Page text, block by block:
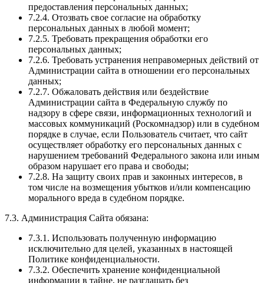
предоставления персональных данных;
7.2.4. Отозвать свое согласие на обработку
персональных данных в любой момент;
7.2.5. Требовать прекращения обработки его
персональных данных;
7.2.6. Требовать устранения неправомерных действий от
Администрации сайта в отношении его персональных
данных;
7.2.7. Обжаловать действия или бездействие
Администрации сайта в Федеральную службу по
надзору в сфере связи, информационных технологий и
массовых коммуникаций (Роскомнадзор) или в судебном
порядке в случае, если Пользователь считает, что сайт
осуществляет обработку его персональных данных с
нарушением требований Федерального закона или иным
образом нарушает его права и свободы;
7.2.8. На защиту своих прав и законных интересов, в
том числе на возмещения убытков и/или компенсацию
морального вреда в судебном порядке.
7.3. Администрация Сайта обязана:
7.3.1. Использовать полученную информацию
исключительно для целей, указанных в настоящей
Политике конфиденциальности.
7.3.2. Обеспечить хранение конфиденциальной
информации в тайне, не разглашать без